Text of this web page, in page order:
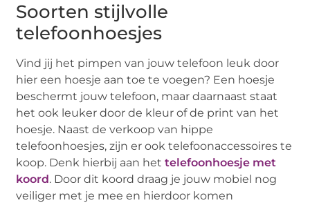
Soorten stijlvolle
telefoonhoesjes
Vind jij het pimpen van jouw telefoon leuk door
hier een hoesje aan toe te voegen? Een hoesje
beschermt jouw telefoon, maar daarnaast staat
het ook leuker door de kleur of de print van het
hoesje. Naast de verkoop van hippe
telefoonhoesjes, zijn er ook telefoonaccessoires te
koop. Denk hierbij aan hettelefoonhoesje met
koord. Door dit koord draag je jouw mobiel nog
veiliger met je mee en hierdoor komen